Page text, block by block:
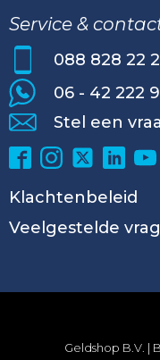
Service &
088 828 22
06 - 42 222
Stel een
Klachtenbeleid
Veelgestelde
Geldshop B.V. |